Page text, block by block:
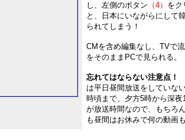
し、左側のボタン （4） をク
と、日本にいながらにして
られてしまう！
CMを含め編集なし、TVで
をそのままPCで見られる。
忘れてはならない注意点！
は平日昼間放送をしていな
時頃まで、夕方5時から深
が放送時間なので、もちろ
も昼間はお休みで何の動画